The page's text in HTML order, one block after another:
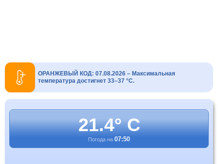
ОРАНЖЕВЫЙ КОД: 07.08.2026 – Максимальная
температура достигнет 33–37 °C.
21.4° C
Погода на 07:50